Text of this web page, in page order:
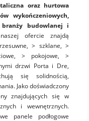
oraz hurtowa
wykończeniowych,
branży budowlanej i
ofercie znajdą
> szklane, >
> pokojowe, >
drzwi Porta i Dre,
się solidnością,
Jako doświadczony
znajdujących się w
i wewnętrznych.
panele podłogowe